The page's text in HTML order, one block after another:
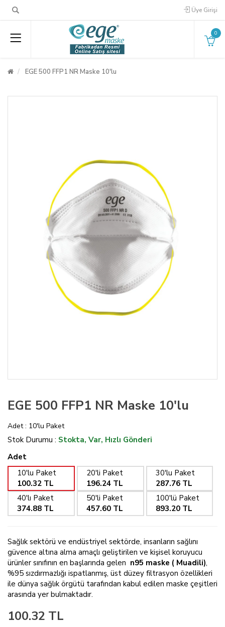
Üye Girişi
0
EGE 500 FFP1 NR Maske 10'lu
EGE 500 FFP1 NR Maske 10'lu
Adet : 10'lu Paket
Stok Durumu : Stokta, Var, Hızlı Gönderi
Adet
10'lu Paket
100.32 TL
20'li Paket
196.24 TL
30'lu Paket
287.76 TL
40'lı Paket
374.88 TL
50'li Paket
457.60 TL
100'lü Paket
893.20 TL
Sağlık sektörü ve endüstriyel sektörde, insanların sağlını
güvence altına alma amaçlı geliştirilen ve kişisel koruyucu
ürünler sınıfının en başlarında gelen n95 maske ( Muadili),
%95 sızdırmazlığı ispatlanmış, üst düzey filtrasyon özellikleri
ile dünya sağlık örgütü tarafından kabul edilen maske çeşitleri
arasında yer bulmaktadır.
100.32 TL